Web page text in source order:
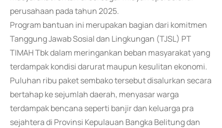
perusahaan pada tahun 2025.
Program bantuan ini merupakan bagian dari komitmen
Tanggung Jawab Sosial dan Lingkungan (TJSL) PT
TIMAH Tbk dalam meringankan beban masyarakat yang
terdampak kondisi darurat maupun kesulitan ekonomi.
Puluhan ribu paket sembako tersebut disalurkan secara
bertahap ke sejumlah daerah, menyasar warga
terdampak bencana seperti banjir dan keluarga pra
sejahtera di Provinsi Kepulauan Bangka Belitung dan